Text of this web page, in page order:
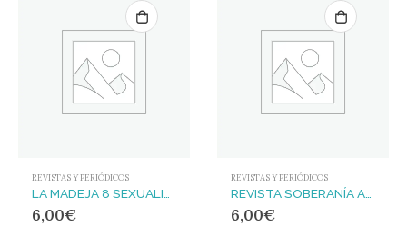
REVISTAS Y PERIÓDICOS
LA MADEJA 8 SEXUALIDADES
6,00€
REVISTAS Y PERIÓDICOS
REVISTA SOBERANÍA ALIMENTARIA Nº31
6,00€